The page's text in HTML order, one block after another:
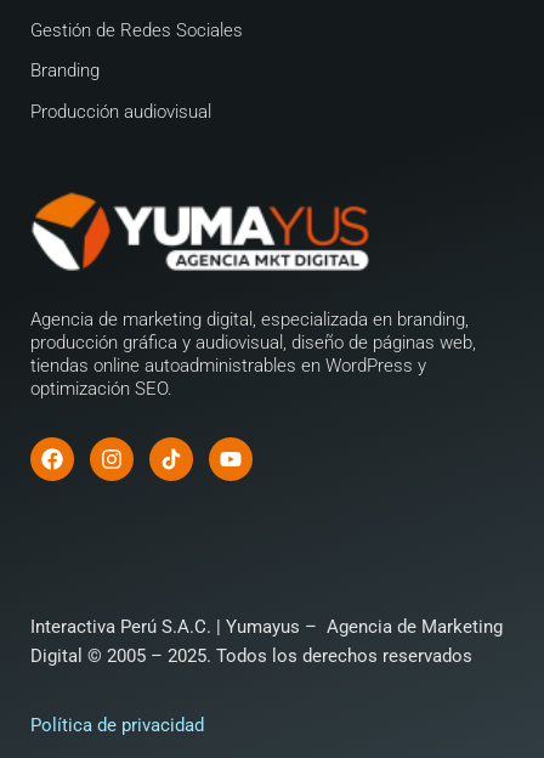
Gestión de Redes Sociales
Branding
Producción audiovisual
Agencia de marketing digital, especializada en branding,
producción gráfica y audiovisual, diseño de páginas web,
tiendas online autoadministrables en WordPress y
optimización SEO.
Interactiva Perú S.A.C. | Yumayus – Agencia de Marketing
Digital © 2005 – 2025. Todos los derechos reservados
Política de privacidad